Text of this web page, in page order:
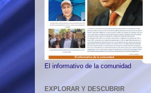
El informativo de la comunidad
EXPLORAR Y DESCUBRIR